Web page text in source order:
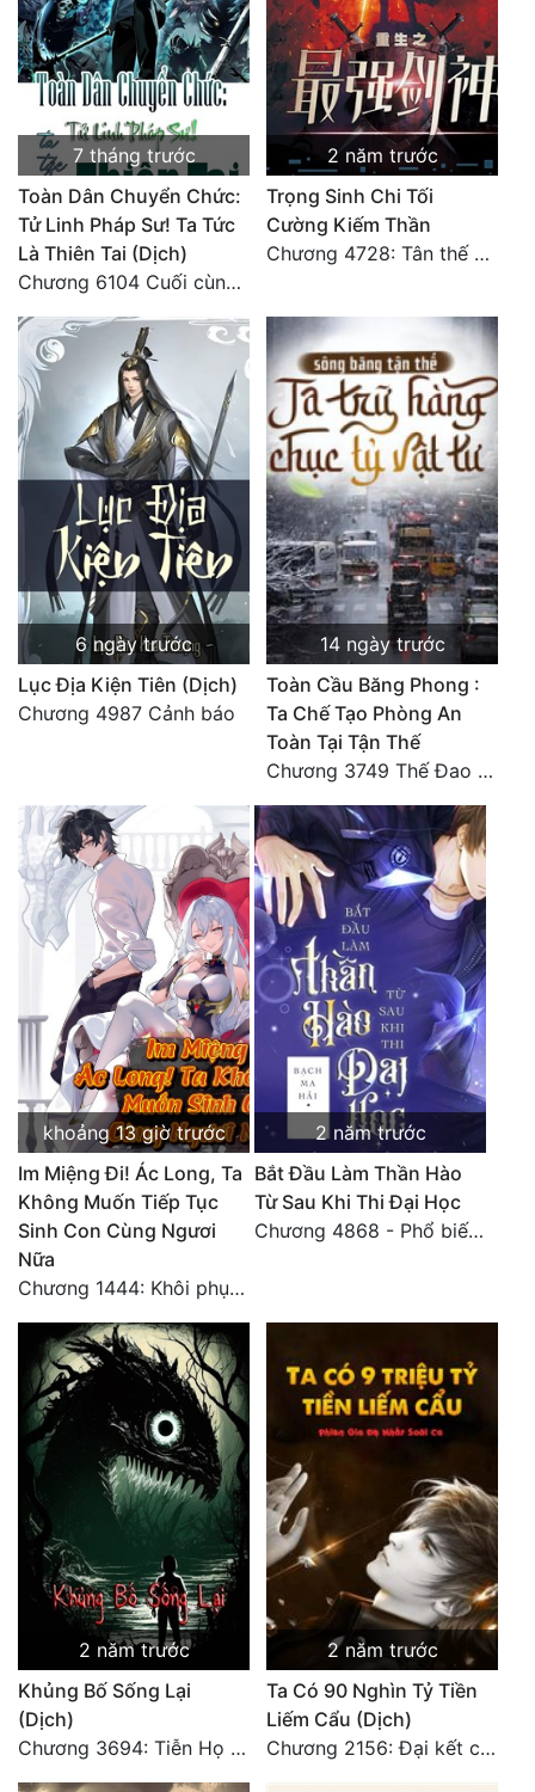
7 tháng trước
Toàn Dân Chuyển Chức:
Tử Linh Pháp Sư! Ta Tức
Là Thiên Tai (Dịch)
Chương 6104 Cuối cùng (HẾT)
2 năm trước
Trọng Sinh Chi Tối
Cường Kiếm Thần
Chương 4728: Tân thế giới (đại kết cục) (10)
6 ngày trước
Lục Địa Kiện Tiên (Dịch)
Chương 4987 Cảnh báo
14 ngày trước
Toàn Cầu Băng Phong :
Ta Chế Tạo Phòng An
Toàn Tại Tận Thế
Chương 3749 Thế Đao xuất kích
khoảng 13 giờ trước
Im Miệng Đi! Ác Long, Ta
Không Muốn Tiếp Tục
Sinh Con Cùng Ngươi
Nữa
Chương 1444: Khôi phục quỹ đạo
2 năm trước
Bắt Đầu Làm Thần Hào
Từ Sau Khi Thi Đại Học
Chương 4868 - Phổ biến Hạ Quốc tệ!
2 năm trước
Khủng Bố Sống Lại
(Dịch)
Chương 3694: Tiễn Họ Đoạn Đường Cuối - Hoàn
2 năm trước
Ta Có 90 Nghìn Tỷ Tiền
Liếm Cẩu (Dịch)
Chương 2156: Đại kết cục!!!